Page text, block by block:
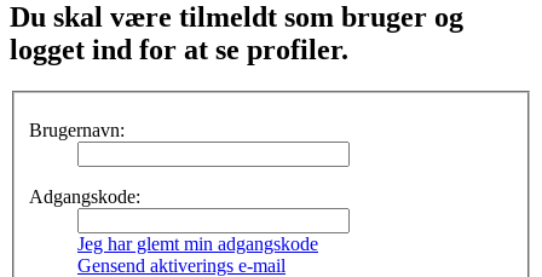
Du skal være tilmeldt som bruger og
logget ind for at se profiler.
Brugernavn:
Adgangskode:
Jeg har glemt min adgangskode
Gensend aktiverings e-mail